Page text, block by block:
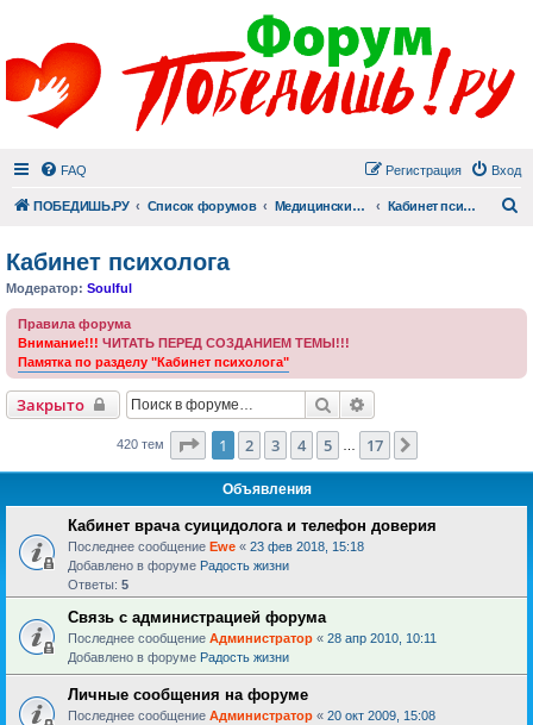
FAQ Вход
Регистрация
ПОБЕДИШЬ.РУ Список форумов Медицинский раздел Кабинет психолога
Кабинет психолога
Модератор: Soulful
Правила форума
Внимание!!! ЧИТАТЬ ПЕРЕД СОЗДАНИЕМ ТЕМЫ!!!
Памятка по разделу "Кабинет психолога"
Закрыто Поиск
420 тем Страница из 17
1 2 3 4 5 17
Объявления
Кабинет врача суицидолога и телефон доверия
Последнее сообщение Ewe « 23 фев 2018, 15:18
Добавлено в форуме Радость жизни
Ответы: 5
Связь с администрацией форума
Последнее сообщение Администратор « 28 апр 2010, 10:11
Добавлено в форуме Радость жизни
Личные сообщения на форуме
Последнее сообщение Администратор « 20 окт 2009, 15:08